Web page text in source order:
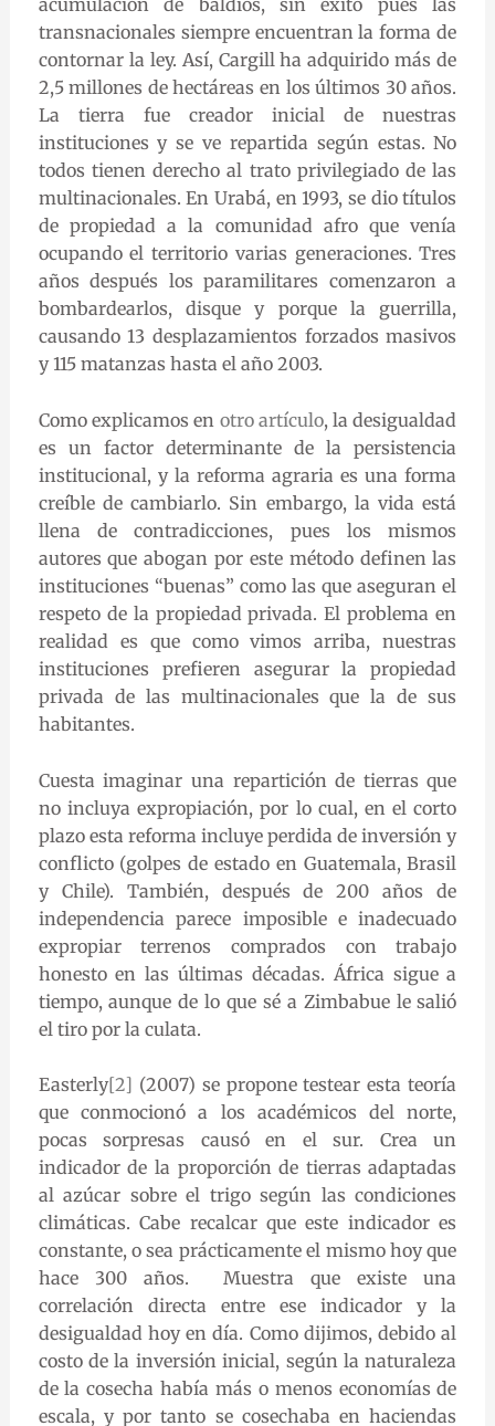
acumulación de baldíos, sin éxito pues las
transnacionales siempre encuentran la forma de
contornar la ley. Así, Cargill ha adquirido más de
2,5 millones de hectáreas en los últimos 30 años.
La tierra fue creador inicial de nuestras
instituciones y se ve repartida según estas. No
todos tienen derecho al trato privilegiado de las
multinacionales. En Urabá, en 1993, se dio títulos
de propiedad a la comunidad afro que venía
ocupando el territorio varias generaciones. Tres
años después los paramilitares comenzaron a
bombardearlos, disque y porque la guerrilla,
causando 13 desplazamientos forzados masivos
y 115 matanzas hasta el año 2003.
Como explicamos en otro artículo, la desigualdad
es un factor determinante de la persistencia
institucional, y la reforma agraria es una forma
creíble de cambiarlo. Sin embargo, la vida está
llena de contradicciones, pues los mismos
autores que abogan por este método definen las
instituciones “buenas” como las que aseguran el
respeto de la propiedad privada. El problema en
realidad es que como vimos arriba, nuestras
instituciones prefieren asegurar la propiedad
privada de las multinacionales que la de sus
habitantes.
Cuesta imaginar una repartición de tierras que
no incluya expropiación, por lo cual, en el corto
plazo esta reforma incluye perdida de inversión y
conflicto (golpes de estado en Guatemala, Brasil
y Chile). También, después de 200 años de
independencia parece imposible e inadecuado
expropiar terrenos comprados con trabajo
honesto en las últimas décadas. África sigue a
tiempo, aunque de lo que sé a Zimbabue le salió
el tiro por la culata.
Easterly[2] (2007) se propone testear esta teoría
que conmocionó a los académicos del norte,
pocas sorpresas causó en el sur. Crea un
indicador de la proporción de tierras adaptadas
al azúcar sobre el trigo según las condiciones
climáticas. Cabe recalcar que este indicador es
constante, o sea prácticamente el mismo hoy que
hace 300 años. Muestra que existe una
correlación directa entre ese indicador y la
desigualdad hoy en día. Como dijimos, debido al
costo de la inversión inicial, según la naturaleza
de la cosecha había más o menos economías de
escala, y por tanto se cosechaba en haciendas